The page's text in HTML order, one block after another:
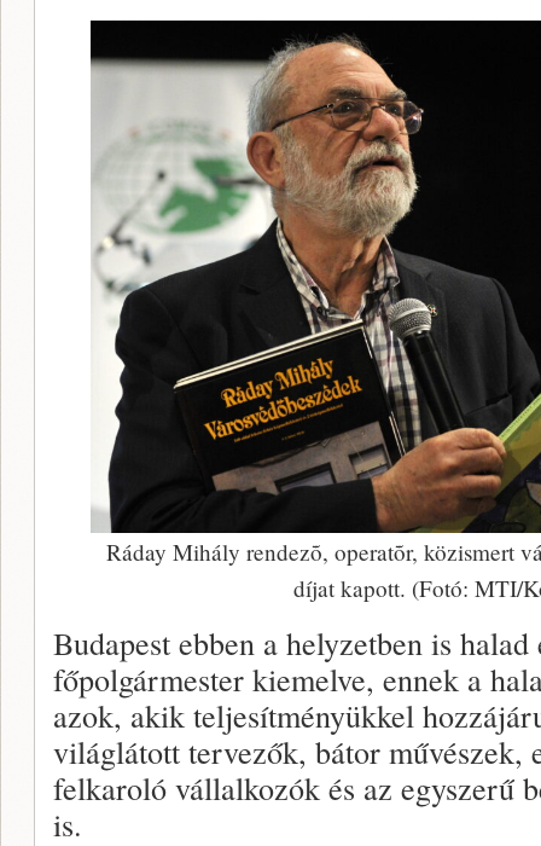
Ráday Mihály rendezõ, operatõr, közismert
díjat kapott. (Fotó: MTI/
Budapest ebben a helyzetben is
főpolgármester kiemelve, ennek a
azok, akik teljesítményükkel
világlátott tervezők, bátor művészek,
felkaroló vállalkozók és az egyszerű
is.